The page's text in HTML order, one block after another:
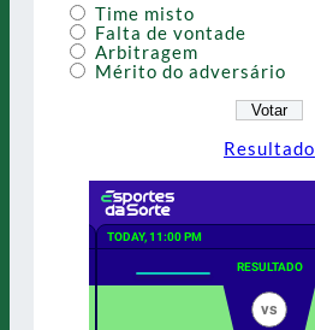
Time misto
Falta de vontade
Arbitragem
Mérito do adversário
Resultado